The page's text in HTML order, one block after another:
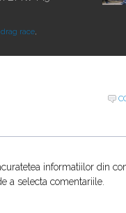
race,
20:16
informatiilor din
a selecta comentariile.